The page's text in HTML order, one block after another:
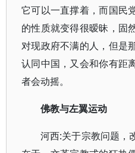
它可以一直撑着，而国民
的性质就变得很暧昧，固
对现政府不满的人，但是
认同中国，又会和你有距
者会动摇。
佛教与左翼运动
河西:关于宗教问题，